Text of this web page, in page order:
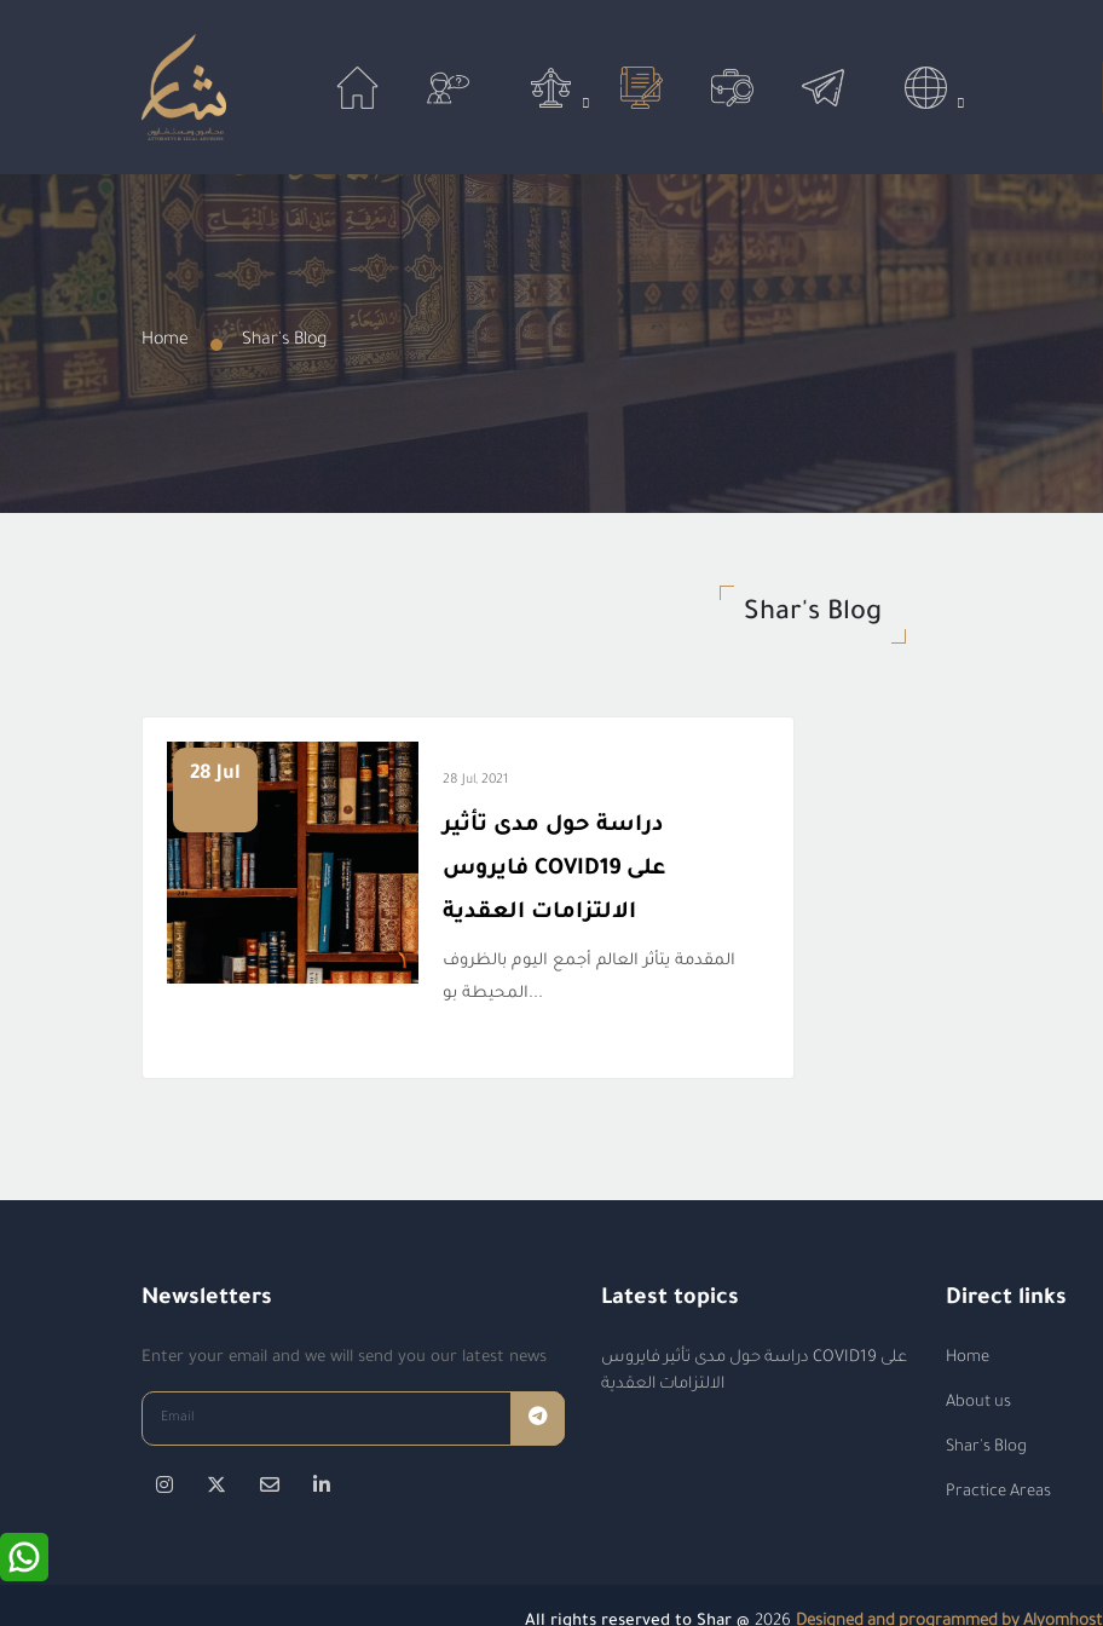
Home Shar's Blog
Shar's Blog
28 Jul 28 Jul, 2021
دراسة حول مدى تأثير
فايروس COVID19 على
الالتزامات العقدية
المقدمة يتأثر العالم أجمع اليوم بالظروف
المحيطة بو...
Newsletters
Enter your email and we will send you our latest news
Latest topics
دراسة حول مدى تأثير فايروس COVID19 على
الالتزامات العقدية
Direct links
Home
About us
Shar's Blog
Practice Areas
All rights reserved to Shar @ 2026 Designed and programmed by Alyomhost